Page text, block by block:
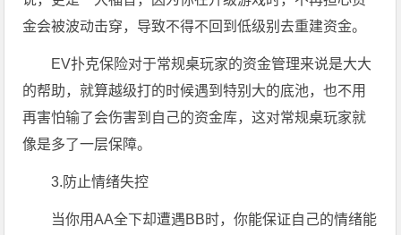
金会被波动击穿，导致不得不回到低级别去重建资金。
EV扑克保险对于常规桌玩家的资金管理来说是大大
的帮助，就算越级打的时候遇到特别大的底池，也不用
再害怕输了会伤害到自己的资金库，这对常规桌玩家就
像是多了一层保障。
3.防止情绪失控
当你用AA全下却遭遇BB时，你能保证自己的情绪能